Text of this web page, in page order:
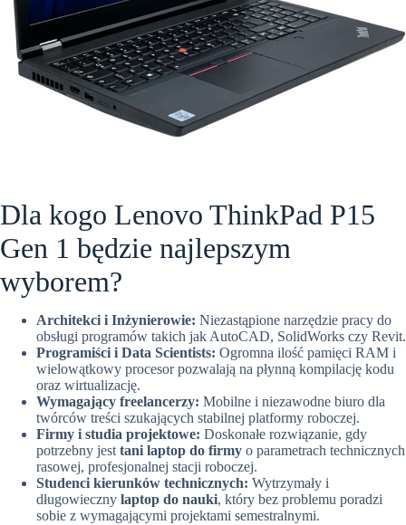
Dla kogo Lenovo ThinkPad P15
Gen 1 będzie najlepszym
wyborem?
Architekci i Inżynierowie: Niezastąpione narzędzie pracy do
obsługi programów takich jak AutoCAD, SolidWorks czy Revit.
Programiści i Data Scientists: Ogromna ilość pamięci RAM i
wielowątkowy procesor pozwalają na płynną kompilację kodu
oraz wirtualizację.
Wymagający freelancerzy: Mobilne i niezawodne biuro dla
twórców treści szukających stabilnej platformy roboczej.
Firmy i studia projektowe: Doskonałe rozwiązanie, gdy
potrzebny jest tani laptop do firmy o parametrach technicznych
rasowej, profesjonalnej stacji roboczej.
Studenci kierunków technicznych: Wytrzymały i
długowieczny laptop do nauki, który bez problemu poradzi
sobie z wymagającymi projektami semestralnymi.